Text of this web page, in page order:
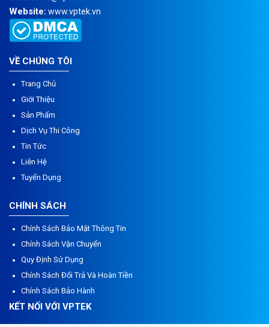
Website: www.vptek.vn
VỀ CHÚNG TÔI
Trang Chủ
Giới Thiệu
Sản Phẩm
Dịch Vụ Thi Công
Tin Tức
Liên Hệ
Tuyển Dụng
CHÍNH SÁCH
Chính Sách Bảo Mật Thông Tin
Chính Sách Vận Chuyển
Quy Định Sử Dụng
Chính Sách Đổi Trả Và Hoàn Tiền
Chính Sách Bảo Hành
KẾT NỐI VỚI VPTEK